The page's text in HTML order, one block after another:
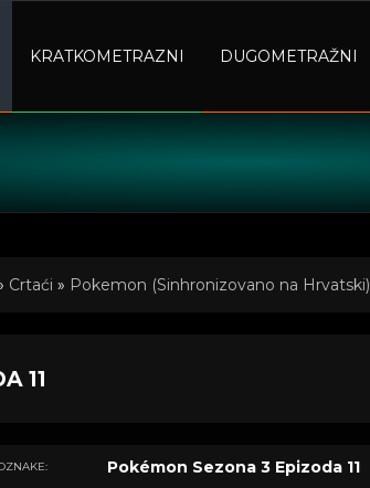
KRATKOMETRAZNI DUGOMETRAŽNI
Crtaći » Pokemon (Sinhronizovano na Hrvatski)
11
Pokémon Sezona 3 Epizoda 11